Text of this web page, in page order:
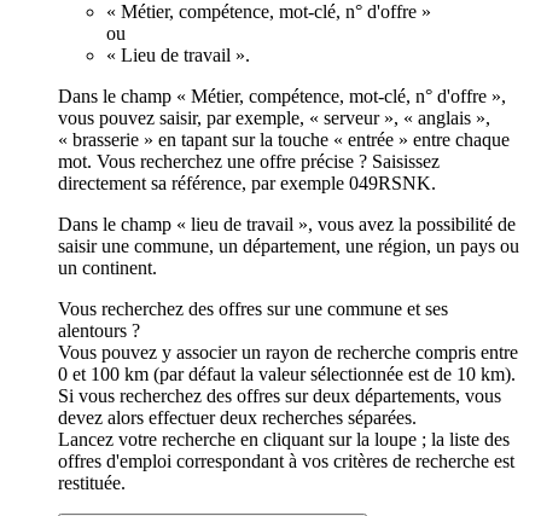
« Métier, compétence, mot-clé, n° d'offre »
ou
« Lieu de travail ».
Dans le champ « Métier, compétence, mot-clé, n° d'offre »,
vous pouvez saisir, par exemple, « serveur », « anglais »,
« brasserie » en tapant sur la touche « entrée » entre chaque
mot. Vous recherchez une offre précise ? Saisissez
directement sa référence, par exemple 049RSNK.
Dans le champ « lieu de travail », vous avez la possibilité de
saisir une commune, un département, une région, un pays ou
un continent.
Vous recherchez des offres sur une commune et ses
alentours ?
Vous pouvez y associer un rayon de recherche compris entre
0 et 100 km (par défaut la valeur sélectionnée est de 10 km).
Si vous recherchez des offres sur deux départements, vous
devez alors effectuer deux recherches séparées.
Lancez votre recherche en cliquant sur la loupe ; la liste des
offres d'emploi correspondant à vos critères de recherche est
restituée.